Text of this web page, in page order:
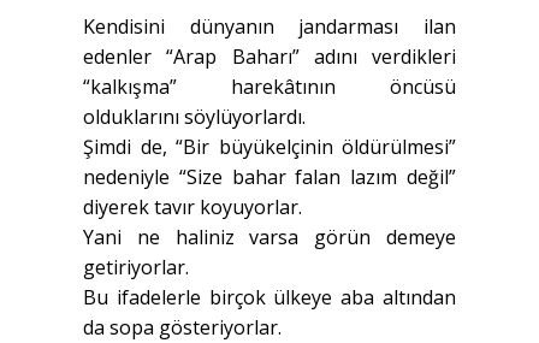
Kendisini dünyanın jandarması ilan
edenler “Arap Baharı” adını verdikleri
“kalkışma” harekâtının öncüsü
olduklarını söylüyorlardı.
Şimdi de, “Bir büyükelçinin öldürülmesi”
nedeniyle “Size bahar falan lazım değil”
diyerek tavır koyuyorlar.
Yani ne haliniz varsa görün demeye
getiriyorlar.
Bu ifadelerle birçok ülkeye aba altından
da sopa gösteriyorlar.